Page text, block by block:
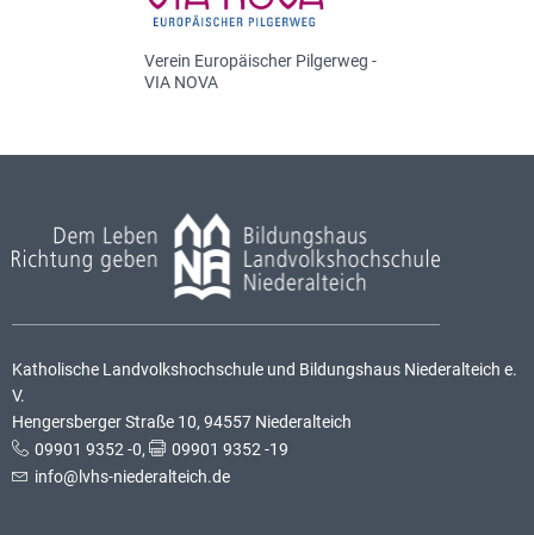
Verein Europäischer Pilgerweg -
VIA NOVA
Katholische Landvolkshochschule und Bildungshaus Niederalteich e.
V.
Hengersberger Straße 10, 94557 Niederalteich
09901 9352 -0,
09901 9352 -19
info@lvhs-niederalteich.de